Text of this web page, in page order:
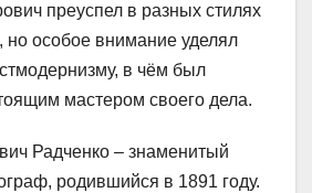
преуспел в разных стилях
но особое внимание уделял
в чём был
мастером своего дела.
Радченко – знаменитый
родившийся в 1891 году.